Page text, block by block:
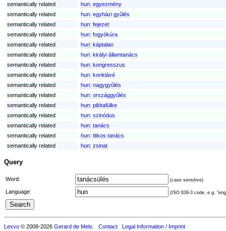
semantically related
hun: egyezmény
semantically related
hun: egyházi gyûlés
semantically related
hun: fejezet
semantically related
hun: fogyókúra
semantically related
hun: káptalan
semantically related
hun: királyi államtanács
semantically related
hun: kongresszus
semantically related
hun: konklávé
semantically related
hun: nagygyûlés
semantically related
hun: országgyûlés
semantically related
hun: pilótafülke
semantically related
hun: szinódus
semantically related
hun: tanács
semantically related
hun: titkos tanács
semantically related
hun: zsinat
Query
Word: (case sensitive)
Language: (ISO 639-3 code, e.g.
Lexvo © 2008-2026 Gerard de Melo Contact Legal Information / Imprint